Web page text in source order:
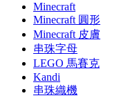
Minecraft
Minecraft 圓形
Minecraft 皮膚
串珠字母
LEGO 馬賽克
Kandi
串珠織機